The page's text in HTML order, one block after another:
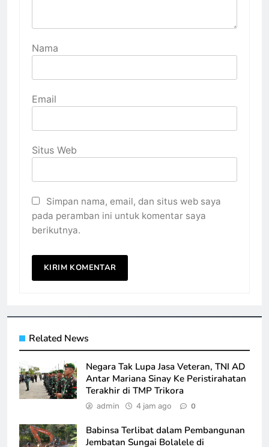
Nama
Email
Situs Web
Simpan nama, email, dan situs web saya
pada peramban ini untuk komentar saya
berikutnya.
Related News
Negara Tak Lupa Jasa Veteran, TNI AD
Antar Mariana Sinay Ke Peristirahatan
Terakhir di TMP Trikora
admin 4 jam ago 0
Babinsa Terlibat dalam Pembangunan
Jembatan Sungai Bolalele di